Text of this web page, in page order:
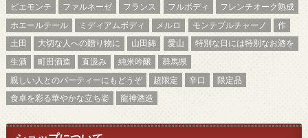
ピエモンテ
ファルネーゼ フランス フルボディ
フレンチオーク熟成
ホエールテール
ミディアムボディ メルロ モンテプルチャーノ
作
土田
大切な人への贈り物に 山田錦 愛山
特別な日には特別なお酒を
生酒
町田酒造 直汲み 純米吟醸
群馬県
親しい人とのパーティーにもどうぞ
超限定 辛口
限定品
食卓を彩る華やかな立ち姿
龍神酒造